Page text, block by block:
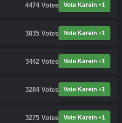
4474 Votes Vote Karein +1
3835 Votes Vote Karein +1
3442 Votes Vote Karein +1
3284 Votes Vote Karein +1
3275 Votes Vote Karein +1